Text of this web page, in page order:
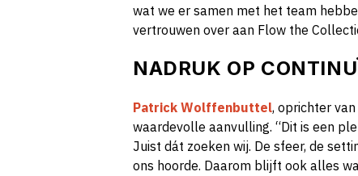
wat we er samen met het team
vertrouwen over aan Flow the
NADRUK OP
Patrick Wolffenbuttel, oprichter
waardevolle aanvulling. “Dit is een
Juist dát zoeken wij. De sfeer, de
ons hoorde. Daarom blijft ook alles